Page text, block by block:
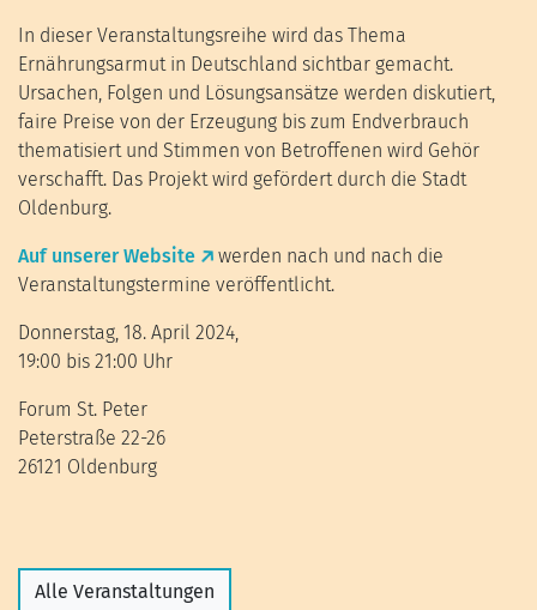
In dieser Veranstaltungsreihe wird das Thema
Ernährungsarmut in Deutschland sichtbar gemacht.
Ursachen, Folgen und Lösungsansätze werden diskutiert,
faire Preise von der Erzeugung bis zum Endverbrauch
thematisiert und Stimmen von Betroffenen wird Gehör
verschafft. Das Projekt wird gefördert durch die Stadt
Oldenburg.
Auf unserer Website
werden nach und nach die
Veranstaltungstermine veröffentlicht.
Donnerstag, 18. April 2024,
19:00 bis 21:00 Uhr
Forum St. Peter
Peterstraße 22-26
26121 Oldenburg
Alle Veranstaltungen